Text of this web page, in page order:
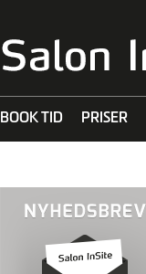
BOOK TID PRISER